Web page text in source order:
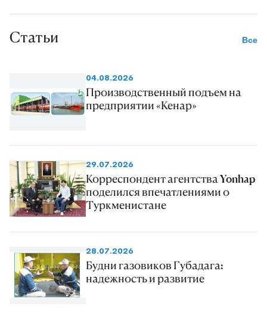
Статьи Все
04.08.2026
Производственный подъем на
предприятии «Кенар»
29.07.2026
Корреспондент агентства Yonhap
поделился впечатлениями о
Туркменистане
28.07.2026
Будни газовиков Губадага:
надежность и развитие